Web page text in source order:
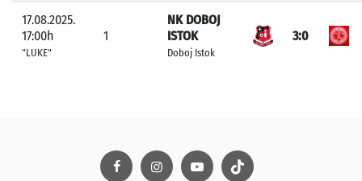
17.08.2025.
17:00h
"LUKE"
1
NK DOBOJ
ISTOK
Doboj Istok
3:0